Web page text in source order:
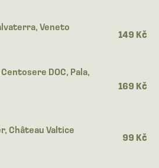
Veneto
149 Kč
DOC, Pala,
169 Kč
Château Valtice
99 Kč